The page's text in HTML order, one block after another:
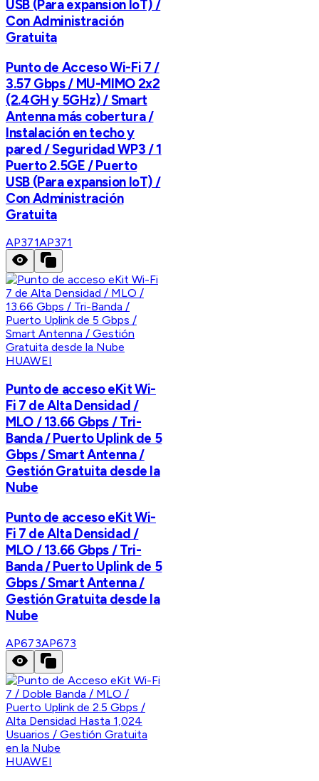
USB (Para expansion IoT) /
Con Administración
Gratuita
Punto de Acceso Wi-Fi 7 /
3.57 Gbps / MU-MIMO 2x2
(2.4GH y 5GHz) / Smart
Antenna más cobertura /
Instalación en techo y
pared / Seguridad WP3 / 1
Puerto 2.5GE / Puerto
USB (Para expansion IoT) /
Con Administración
Gratuita
AP371AP371
HUAWEI
Punto de acceso eKit Wi-
Fi 7 de Alta Densidad /
MLO / 13.66 Gbps / Tri-
Banda / Puerto Uplink de 5
Gbps / Smart Antenna /
Gestión Gratuita desde la
Nube
Punto de acceso eKit Wi-
Fi 7 de Alta Densidad /
MLO / 13.66 Gbps / Tri-
Banda / Puerto Uplink de 5
Gbps / Smart Antenna /
Gestión Gratuita desde la
Nube
AP673AP673
HUAWEI